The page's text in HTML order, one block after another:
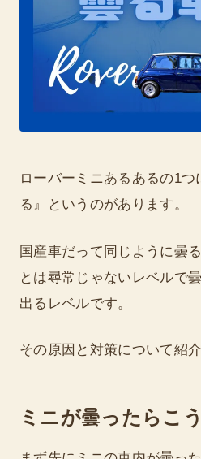
ローバーミニあるあるの1
る』というのがあります。
国産車だって同じように曇
とは尋常じゃないレベルで
出るレベルです。
その原因と対策について紹介
ミニが曇ったらこ